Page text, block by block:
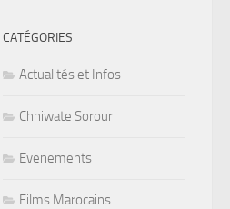
CATÉGORIES
Actualités et Infos
Chhiwate Sorour
Evenements
Films Marocains